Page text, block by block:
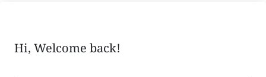
Hi, Welcome back!